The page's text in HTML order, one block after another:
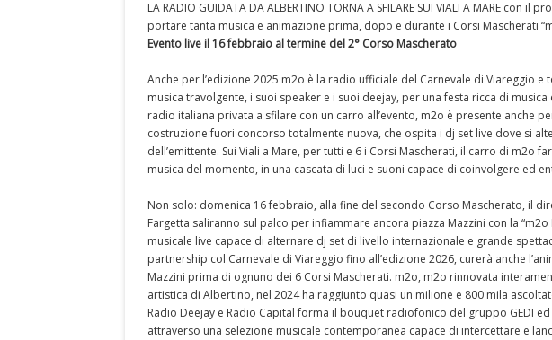
LA RADIO GUIDATA DA ALBERTINO TORNA A SFILARE SUI VIALI A MARE con
portare tanta musica e animazione prima, dopo e durante i Corsi Mascherati
Evento live il 16 febbraio al termine del 2° Corso Mascherato
Anche per l’edizione 2025 m2o è la radio ufficiale del Carnevale di Viareggio e
musica travolgente, i suoi speaker e i suoi deejay, per una festa ricca di
radio italiana privata a sfilare con un carro all’evento, m2o è presente anche
costruzione fuori concorso totalmente nuova, che ospita i dj set live dove si
dell’emittente. Sui Viali a Mare, per tutti e 6 i Corsi Mascherati, il carro di m2o
musica del momento, in una cascata di luci e suoni capace di coinvolgere ed
Non solo: domenica 16 febbraio, alla fine del secondo Corso Mascherato, il
Fargetta saliranno sul palco per infiammare ancora piazza Mazzini con la
musicale live capace di alternare dj set di livello internazionale e grande
partnership col Carnevale di Viareggio fino all’edizione 2026, curerà anche
Mazzini prima di ognuno dei 6 Corsi Mascherati. m2o, m2o rinnovata
artistica di Albertino, nel 2024 ha raggiunto quasi un milione e 800 mila
Radio Deejay e Radio Capital forma il bouquet radiofonico del gruppo GEDI
attraverso una selezione musicale contemporanea capace di intercettare e